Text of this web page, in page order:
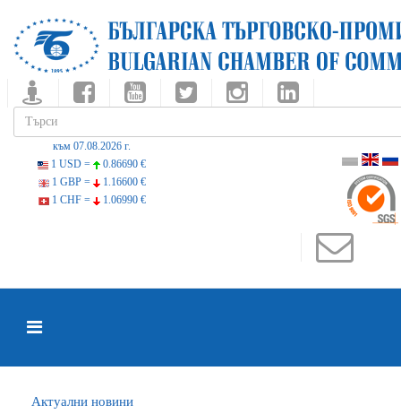
към 07.08.2026 г.
1 USD =
0.86690 €
1 GBP =
1.16600 €
1 CHF =
1.06990 €
Актуални новини